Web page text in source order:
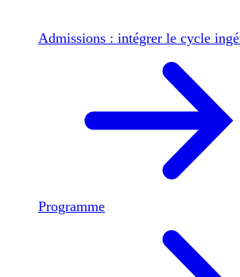
Admissions : intégrer le cycle
Programme